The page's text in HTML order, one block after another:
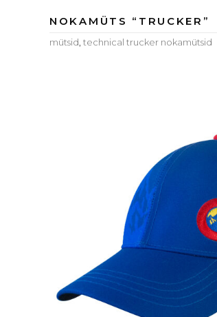
NOKAMÜTS “TRUCKER”
mütsid technical trucker nokamütsid